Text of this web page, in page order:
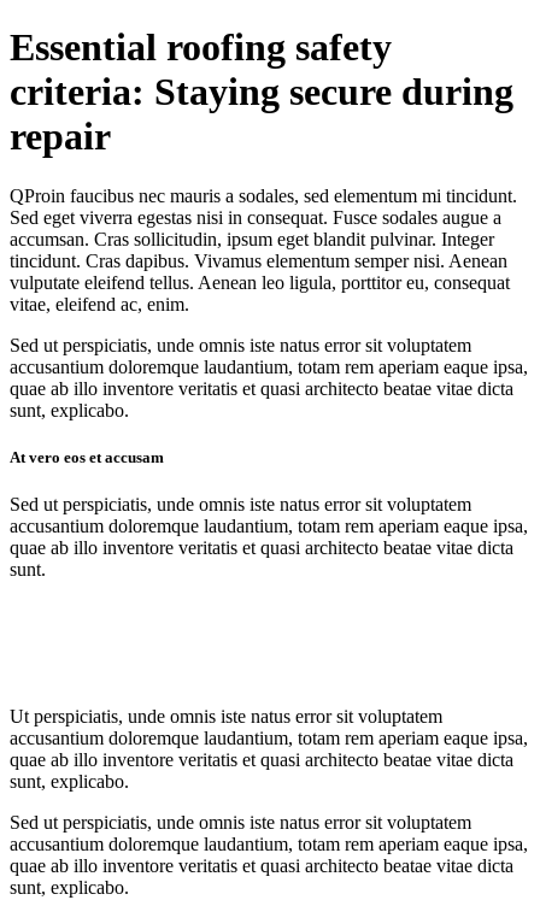
Zum
Inhalt
wechseln
Essential roofing safety
criteria: Staying secure during
repair
QProin faucibus nec mauris a sodales, sed elementum mi tincidunt.
Sed eget viverra egestas nisi in consequat. Fusce sodales augue a
accumsan. Cras sollicitudin, ipsum eget blandit pulvinar. Integer
tincidunt. Cras dapibus. Vivamus elementum semper nisi. Aenean
vulputate eleifend tellus. Aenean leo ligula, porttitor eu, consequat
vitae, eleifend ac, enim.
Sed ut perspiciatis, unde omnis iste natus error sit voluptatem
accusantium doloremque laudantium, totam rem aperiam eaque ipsa,
quae ab illo inventore veritatis et quasi architecto beatae vitae dicta
sunt, explicabo.
At vero eos et accusam
Sed ut perspiciatis, unde omnis iste natus error sit voluptatem
accusantium doloremque laudantium, totam rem aperiam eaque ipsa,
quae ab illo inventore veritatis et quasi architecto beatae vitae dicta
sunt.
Ut perspiciatis, unde omnis iste natus error sit voluptatem
accusantium doloremque laudantium, totam rem aperiam eaque ipsa,
quae ab illo inventore veritatis et quasi architecto beatae vitae dicta
sunt, explicabo.
Sed ut perspiciatis, unde omnis iste natus error sit voluptatem
accusantium doloremque laudantium, totam rem aperiam eaque ipsa,
quae ab illo inventore veritatis et quasi architecto beatae vitae dicta
sunt, explicabo.